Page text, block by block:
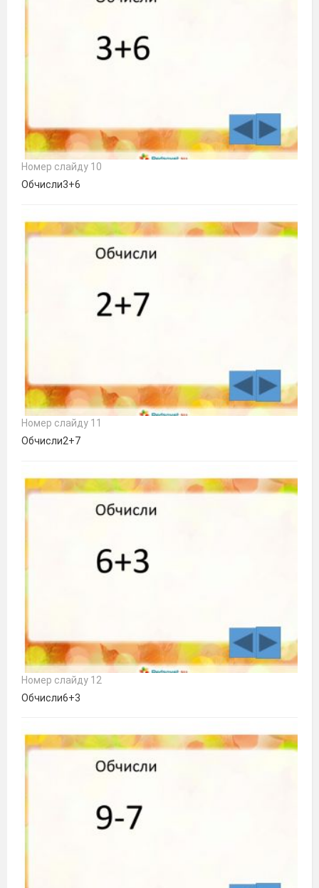
Номер слайду 10
Обчисли3+6
Номер слайду 11
Обчисли2+7
Номер слайду 12
Обчисли6+3